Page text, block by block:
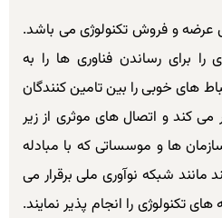
عرضه و فروش تکنولوژی می باشد.
برای رساندن فناوری ها را به
های خوبی را بین تامین کنندگان
می کند و اتصال های موثری از زیر
ها و موسساتی که با مبادله
مانند شبکه نوآوری ملی برقرار می
های تکنولوژی را انجام پذیر نمایند.